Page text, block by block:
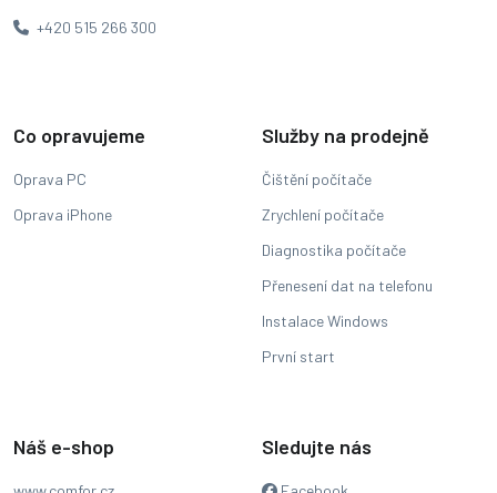
+420 515 266 300
Co opravujeme
Oprava PC
Oprava iPhone
Služby na prodejně
Čištění počítače
Zrychlení počítače
Diagnostika počítače
Přenesení dat na telefonu
Instalace Windows
První start
Náš e-shop Sledujte nás